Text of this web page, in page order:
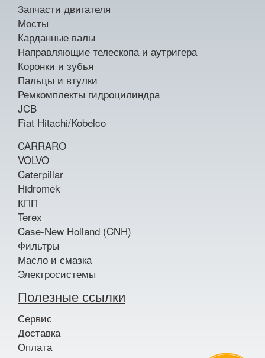
Запчасти двигателя
Мосты
Карданные валы
Направляющие телескопа и аутригера
Коронки и зубья
Пальцы и втулки
Ремкомплекты гидроцилиндра
JCB
Fiat Hitachi/Kobelco
CARRARO
VOLVO
Caterpillar
Hidromek
КПП
Terex
Case-New Holland (CNH)
Фильтры
Масло и смазка
Электросистемы
Полезные ссылки
Сервис
Доставка
Оплата